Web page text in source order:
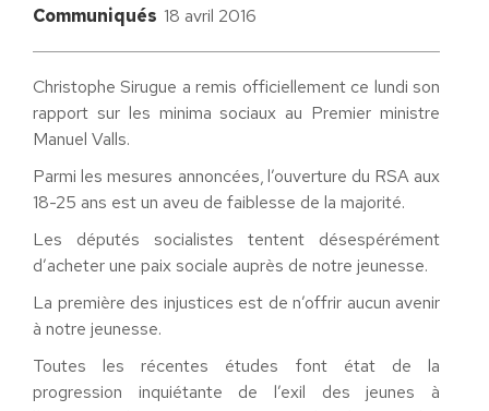
Communiqués 18 avril 2016
Christophe Sirugue a remis officiellement ce lundi son
rapport sur les minima sociaux au Premier ministre
Manuel Valls.
Parmi les mesures annoncées, l’ouverture du RSA aux
18-25 ans est un aveu de faiblesse de la majorité.
Les députés socialistes tentent désespérément
d’acheter une paix sociale auprès de notre jeunesse.
La première des injustices est de n’offrir aucun avenir
à notre jeunesse.
Toutes les récentes études font état de la
progression inquiétante de l’exil des jeunes à